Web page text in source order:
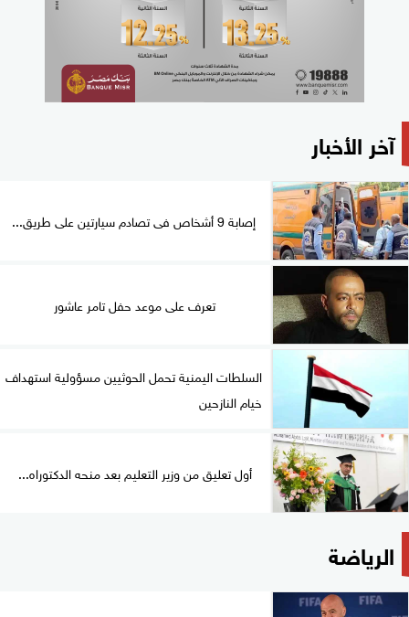
آخر الأخبار
إصابة 9 أشخاص فى تصادم سيارتين على طريق...
تعرف على موعد حفل تامر عاشور
السلطات اليمنية تحمل الحوثيين مسؤولية استهداف
خيام النازحين
أول تعليق من وزير التعليم بعد منحه الدكتوراه...
الرياضة